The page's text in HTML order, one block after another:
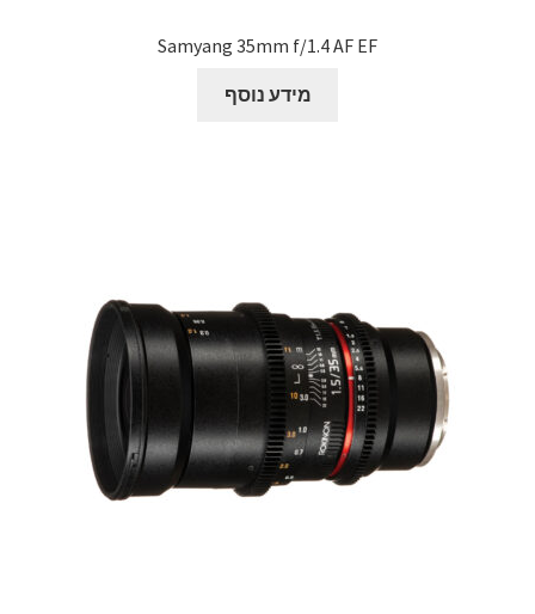
Samyang 35mm f/1.4 AF EF
מידע נוסף